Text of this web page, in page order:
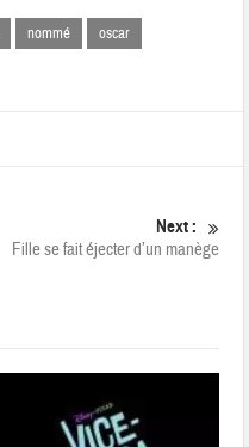
nommé
oscar
Next :
Fille se fait éjecter d’un manège